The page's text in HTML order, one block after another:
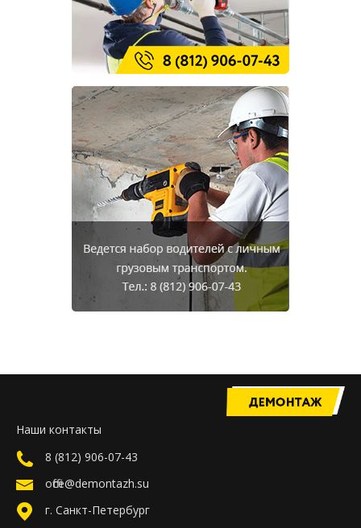
Наши контакты
8 (812) 906-07-43
office@demontazh.su
г. Санкт-Петербург